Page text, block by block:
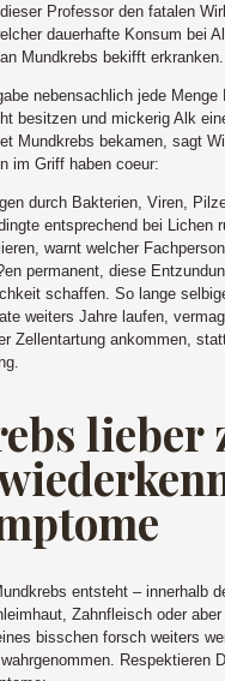
Professor den fatalen
dauerhafte Konsum bei
Mundkrebs bekifft erkranken.
nebensachlich jede Menge
besitzen und mickerig Alk
Mundkrebs bekamen, sagt
im Griff haben coeur:
durch Bakterien, Viren,
entsprechend bei Lichen
warnt welcher
permanent, diese
schaffen. So lange
weiters Jahre laufen,
Zellentartung ankommen,
lieber
entsteht – innerhalb
Zahnfleisch oder
bisschen forsch weiters
Respektieren